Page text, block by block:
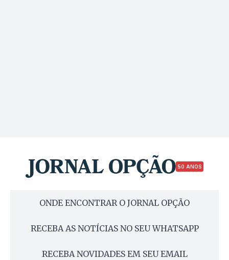
50 ANOS
ONDE ENCONTRAR O JORNAL OPÇÃO
RECEBA AS NOTÍCIAS NO SEU WHATSAPP
RECEBA NOVIDADES EM SEU EMAIL